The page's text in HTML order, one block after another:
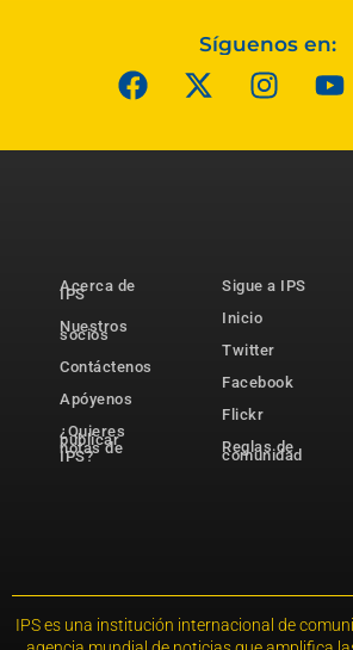
Síguenos en:
Acerca de
IPS
Nuestros
socios
Contáctenos
Apóyenos
¿Quieres
publicar
notas de
IPS?
Sigue a IPS
Inicio
Twitter
Facebook
Flickr
Reglas de
comunidad
IPS es una institución internacional de